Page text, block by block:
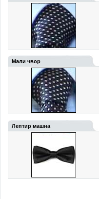
Мали чвор
Лептир машна